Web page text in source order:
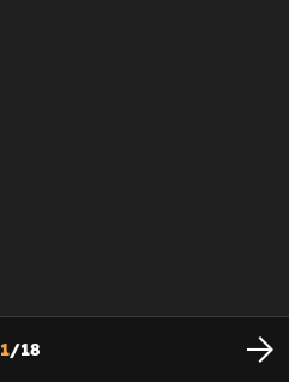
1/18